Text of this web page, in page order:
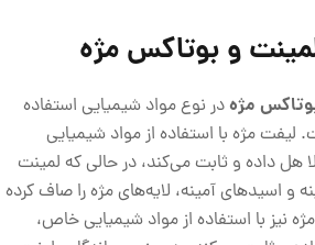
و بوتاکس مژه
مژهدر نوع مواد شیمیایی استفاده
مژه با استفاده از مواد شیمیایی
هل داده و ثابت می‌کند، در حالی که لمینت
و اسید‌های آمینه، لایه‌های مژه را صاف کرده
نیز با استفاده از مواد شیمیایی خاص،